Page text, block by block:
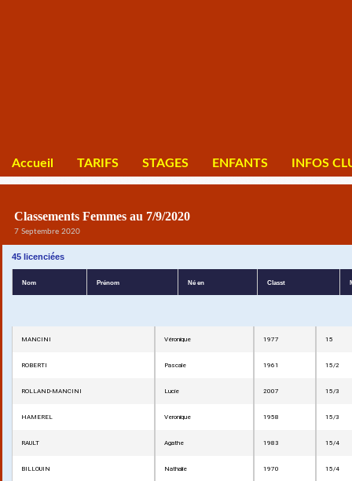
Accueil TARIFS STAGES ENFANTS INFOS
Classements Femmes au 7/9/2020
7 Septembre 2020
45 licenciées
Nom Prénom Né en Classt
MANCINI Véronique 1977 15
ROBERTI Pascale 1961 15/2
ROLLAND-MANCINI Lucie 2007 15/3
HAMEREL Veronique 1958 15/3
RAULT Agathe 1983 15/4
BILLOUIN Nathalie 1970 15/4